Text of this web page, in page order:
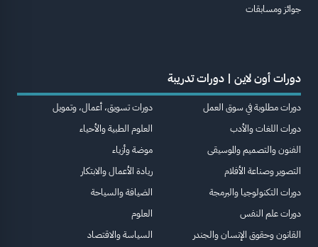
جوائز ومسابقات
دورات أون لاين | دورات تدريبة
دورات مطلوبة في سوق العمل
دورات اللغات والأدب
الفنون والتصميم والموسيقى
التصوير وصناعة الأفلام
دورات التكنولوجيا والبرمجة
دورات علم النفس
القانون وحقوق الإنسان والجندر
دورات تسويق، أعمال، وتمويل
العلوم الطبية والأحياء
موضة وأزياء
ريادة الأعمال والابتكار
الضيافة والسياحة
العلوم
السياسة والاقتصاد